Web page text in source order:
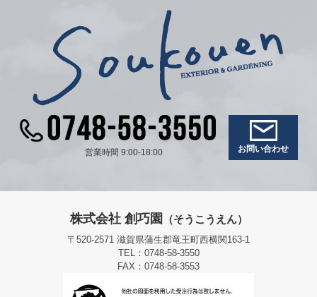
営業時間 9:00-18:00 お問い合わせ
株式会社 創巧園 （そうこうえん）
〒520-2571 滋賀県蒲生郡竜王町西横関163-1
TEL：0748-58-3550
FAX：0748-58-3553